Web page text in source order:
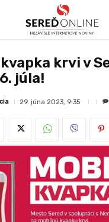
krvi v
júla!
29. júna 2023, 9:35